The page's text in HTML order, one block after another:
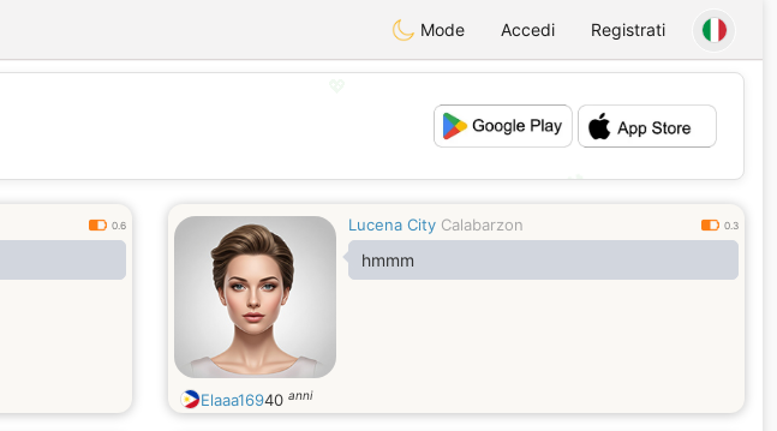
Mode Accedi Registrati
💕
0.6 Lucena City Calabarzon 0.3
hmmm
Elaaa16940 anni